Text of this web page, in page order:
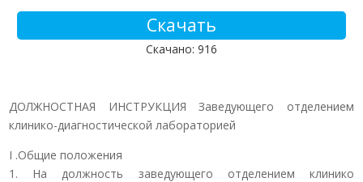
Скачать
Скачано: 916
ДОЛЖНОСТНАЯ ИНСТРУКЦИЯ Заведующего отделением
клинико-диагностической лабораторией
I .Общие положения
1. На должность заведующего отделением клинико